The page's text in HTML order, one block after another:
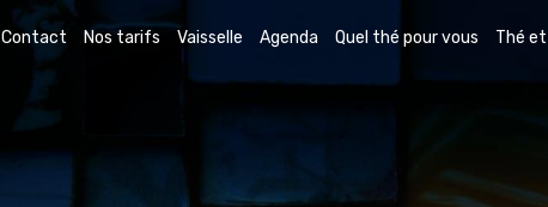
Contact Nos tarifs Vaisselle Agenda Quel thé pour vous Thé